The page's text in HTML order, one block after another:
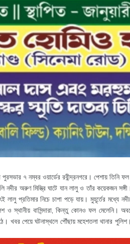
৭ নম্বর ওয়ার্ডের রবীন্দ্রনগরে। পেশায় তিনি ফল
নদীর অরুণ মিস্ত্রি ঘাটে যান লালু ও তাঁর কয়েকজন
লালু প্রতিমার নিচে চাপা পড়ে যায়। মুহূর্তের মধ্যে
স্থানীয় বাসিন্দারা, কিন্তু কোনও ফল মেলেনি।
খবর পেয়ে ঘটনাস্থলে পৌঁছায় মহেশতলা থানার